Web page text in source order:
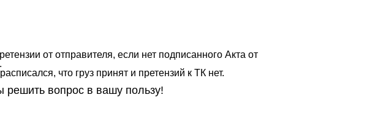
от отправителя, если нет подписанного Акта от
что груз принят и претензий к ТК нет.
вопрос в вашу пользу!